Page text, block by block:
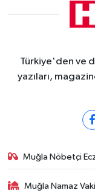
Türkiye'den ve
yazıları,
Muğla Nöbetçi
Muğla Namaz